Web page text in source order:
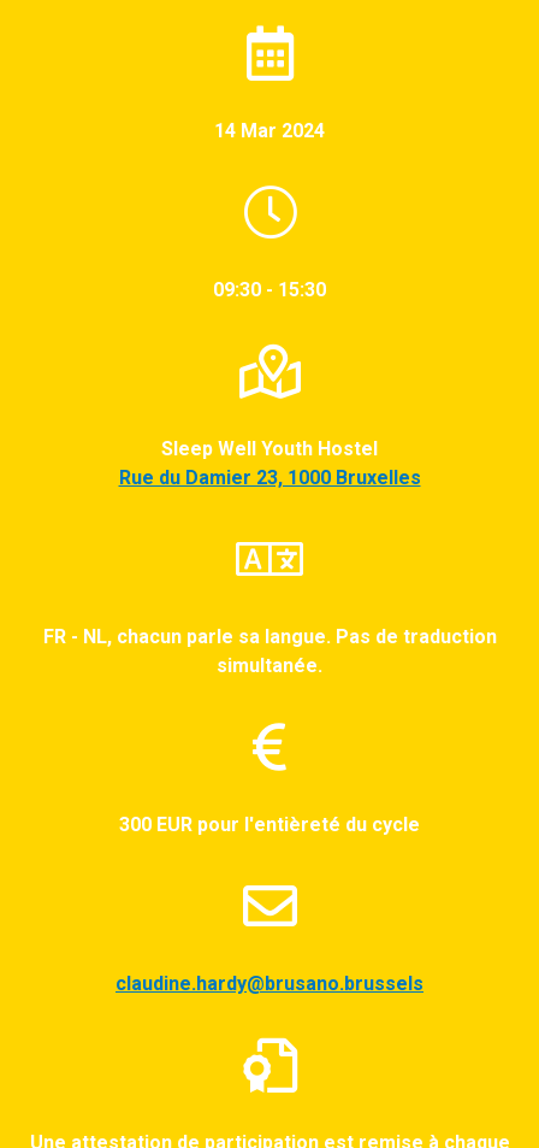
14 Mar 2024
09:30 - 15:30
Sleep Well Youth Hostel
Rue du Damier 23, 1000 Bruxelles
FR - NL, chacun parle sa langue. Pas de traduction
simultanée.
300 EUR pour l'entièreté du cycle
claudine.hardy@brusano.brussels
Une attestation de participation est remise à chaque